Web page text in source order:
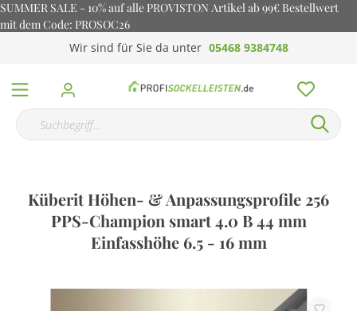
SUMMER SALE - 10% auf alle PROVISTON Artikel ab 99€ Bestellwert
mit dem Code: PROSOC26
Wir sind für Sie da unter 05468 9384748
Küberit Höhen- & Anpassungsprofile 256
PPS-Champion smart 4.0 B 44 mm
Einfasshöhe 6.5 - 16 mm